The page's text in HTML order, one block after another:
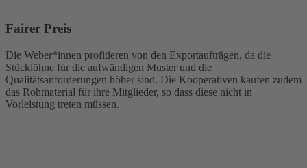
Fairer Preis
Die Weber*innen profitieren von den Exportaufträgen, da die
Stücklöhne für die aufwändigen Muster und die
Qualitätsanforderungen höher sind. Die Kooperativen kaufen zudem
das Rohmaterial für ihre Mitglieder, so dass diese nicht in
Vorleistung treten müssen.